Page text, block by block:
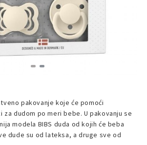
pakovanje koje će pomoći
dudom po meri bebe. U pakovanju se
modela BIBS duda od kojih će beba
dude su od lateksa, a druge sve od